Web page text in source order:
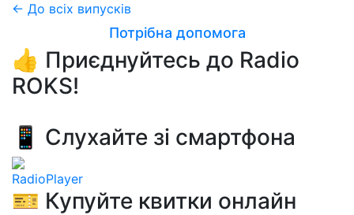
← До всіх випусків
Потрібна допомога
👍 Приєднуйтесь до Radio
ROKS!
📱 Слухайте зі смартфона
RadioPlayer
🎫 Купуйте квитки онлайн